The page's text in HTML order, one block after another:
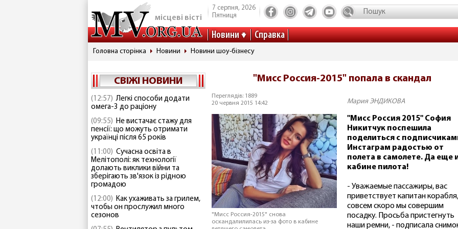
місцеві вісті
7 серпня, 2026
Пятниця
Новини Справка
Головна сторінка Новини Новини шоу-бізнесу
СВІЖІ НОВИНИ
(12:57) Легкі способи додати
омега-3 до раціону
(09:55) Не вистачає стажу для
пенсії: що можуть отримати
українці після 65 років
(11:00) Сучасна освіта в
Мелітополі: як технології
долають виклики війни та
зберігають зв'язок із рідною
громадою
(12:00) Как ухаживать за грилем,
чтобы он прослужил много
сезонов
"Мисс Россия-2015" попала в скандал
Переглядів: 1889
20 червня 2015 14:42
Мария ЭНДИКОВА
"Мисс Россия-2015" снова
оскандалилилась из-за фото в кабине
"Мисс Россия 2015" София
Никитчук поспешила
поделиться с
Инстаграм радостью от
полета в самолете. Да еще
кабине пилота!
- Уважаемые пассажиры, вас
приветствует капитан корабля,
совсем скоро мы совершим
посадку. Просьба пристегнуть
наши ремни, - подписала